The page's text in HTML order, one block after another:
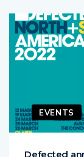
EVENTS
Defected